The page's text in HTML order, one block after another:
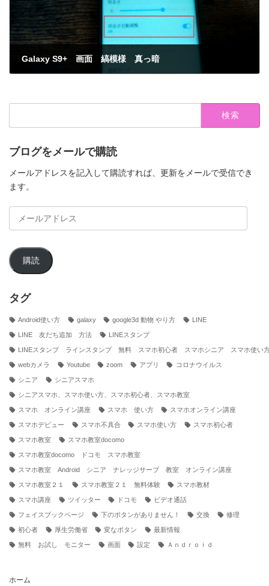
Galaxy S9+ 画面 縞模様 真っ暗
検
ブログをメールで購読
メールアドレスを記入して購読すれば、更新をメールで受信でき
ます。
ア
ド
ス
購読
タグ
Android使い方 galaxy google3d 動物 やり方 LINE
LINE 友だち追加 方法 LINEスタンプ
LINEスタンプ ラインスタンプ 無料 スマホ初心者 スマホシニア スマホ使い
webカメラ Youtube zoom アプリ コロナウイルス
シニア シニアスマホ
シニアスマホ、スマホ使い方、スマホ初心者、スマホ教室
スマホ オンライン講座 スマホ 使い方 スマホオンライン講座
スマホデビュー スマホ不具合 スマホ使い方 スマホ初心者
スマホ教室 スマホ教室docomo
スマホ教室docomo ドコモ スマホ教室
スマホ教室 Android シニア ナレッジサーブ 教室 オンライン講座
スマホ教室２１ スマホ教室２１ 無料体験 スマホ教材
スマホ講座 ツイッター ドコモ ビデオ通話
フェイスブックページ 下のボタンがありません！ 交換 修理
初心者 厚生労働省 変なボタン 最新情報
無料 お試し モニター 画面 設定 Ａｎｄｒｏｉｄ
ホーム